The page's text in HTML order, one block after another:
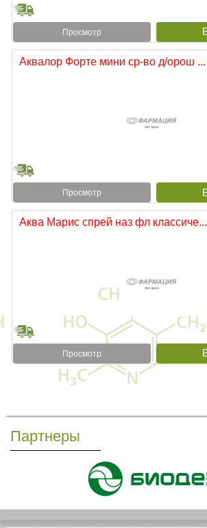
Просмотр
Аквалор Форте мини ср-во д/орош ...
Просмотр
Аква Марис спрей наз фл классиче...
Просмотр
Партнеры